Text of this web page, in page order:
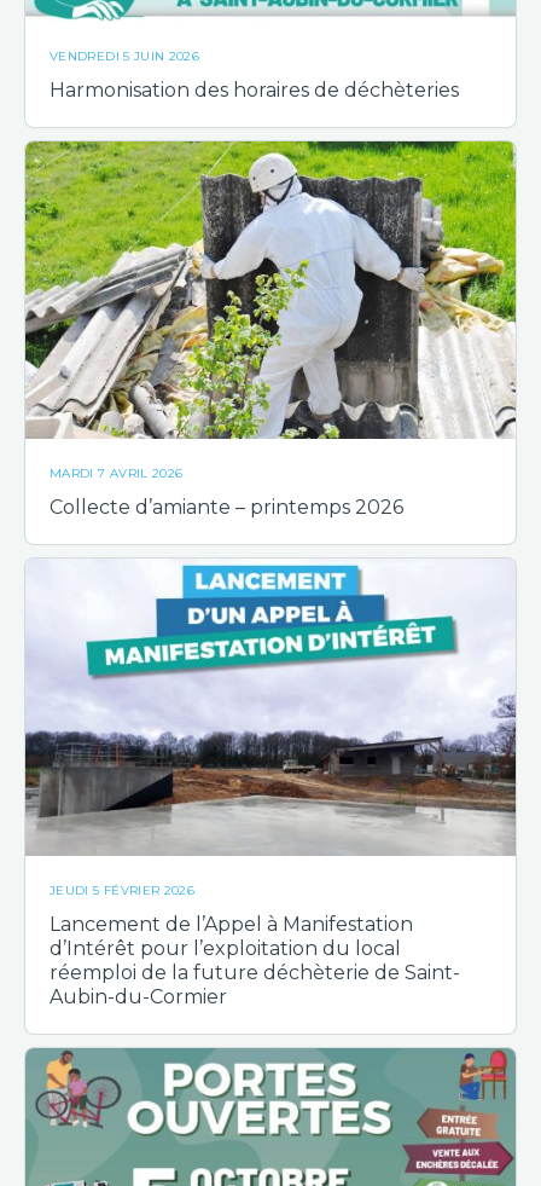
VENDREDI 5 JUIN 2026
Harmonisation des horaires de déchèteries
MARDI 7 AVRIL 2026
Collecte d’amiante – printemps 2026
JEUDI 5 FÉVRIER 2026
Lancement de l’Appel à Manifestation
d’Intérêt pour l’exploitation du local
réemploi de la future déchèterie de Saint-
Aubin-du-Cormier